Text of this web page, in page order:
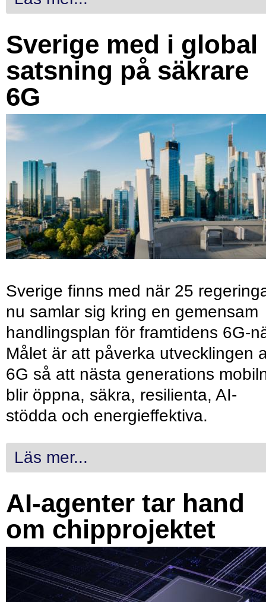
Sverige med i global
satsning på säkrare
6G
Sverige finns med när 25
nu samlar sig kring en gemensam
handlingsplan för framtidens 6G-
Målet är att påverka utvecklingen
6G så att nästa generations
blir öppna, säkra, resilienta, AI-
stödda och energieffektiva.
Läs mer...
AI-agenter tar hand
om chipprojektet